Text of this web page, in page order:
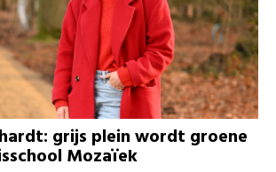
grijs plein wordt groene
Mozaïek